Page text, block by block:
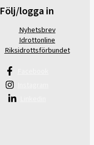
Följ/logga in
Nyhetsbrev
Idrottonline
Riksidrottsförbundet